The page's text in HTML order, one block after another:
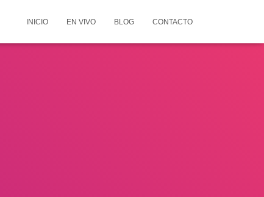
INICIO EN VIVO BLOG CONTACTO